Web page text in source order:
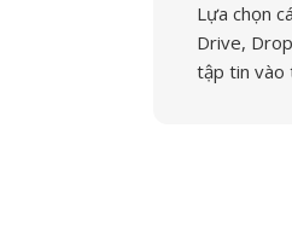
Lựa chọn
Drive,
tập tin vào